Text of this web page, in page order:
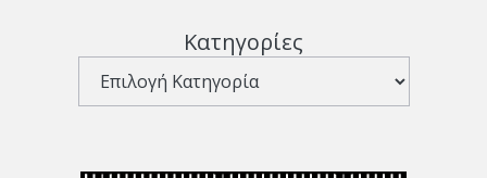
Κατηγορίες